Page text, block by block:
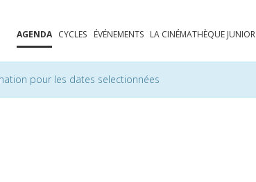
AGENDA CYCLES ÉVÉNEMENTS LA CINÉMATHÈQUE JUNIOR
pour les dates selectionnées